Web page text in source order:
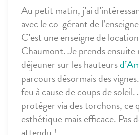
Au petit matin, j’ai
avec le co-gérant de l’enseigne
C’est une enseigne de
Chaumont. Je prends
déjeuner sur les hauteurs
parcours désormais des
feu à cause de coups de
protéger via des torchons, ce
esthétique mais efficace. Pas